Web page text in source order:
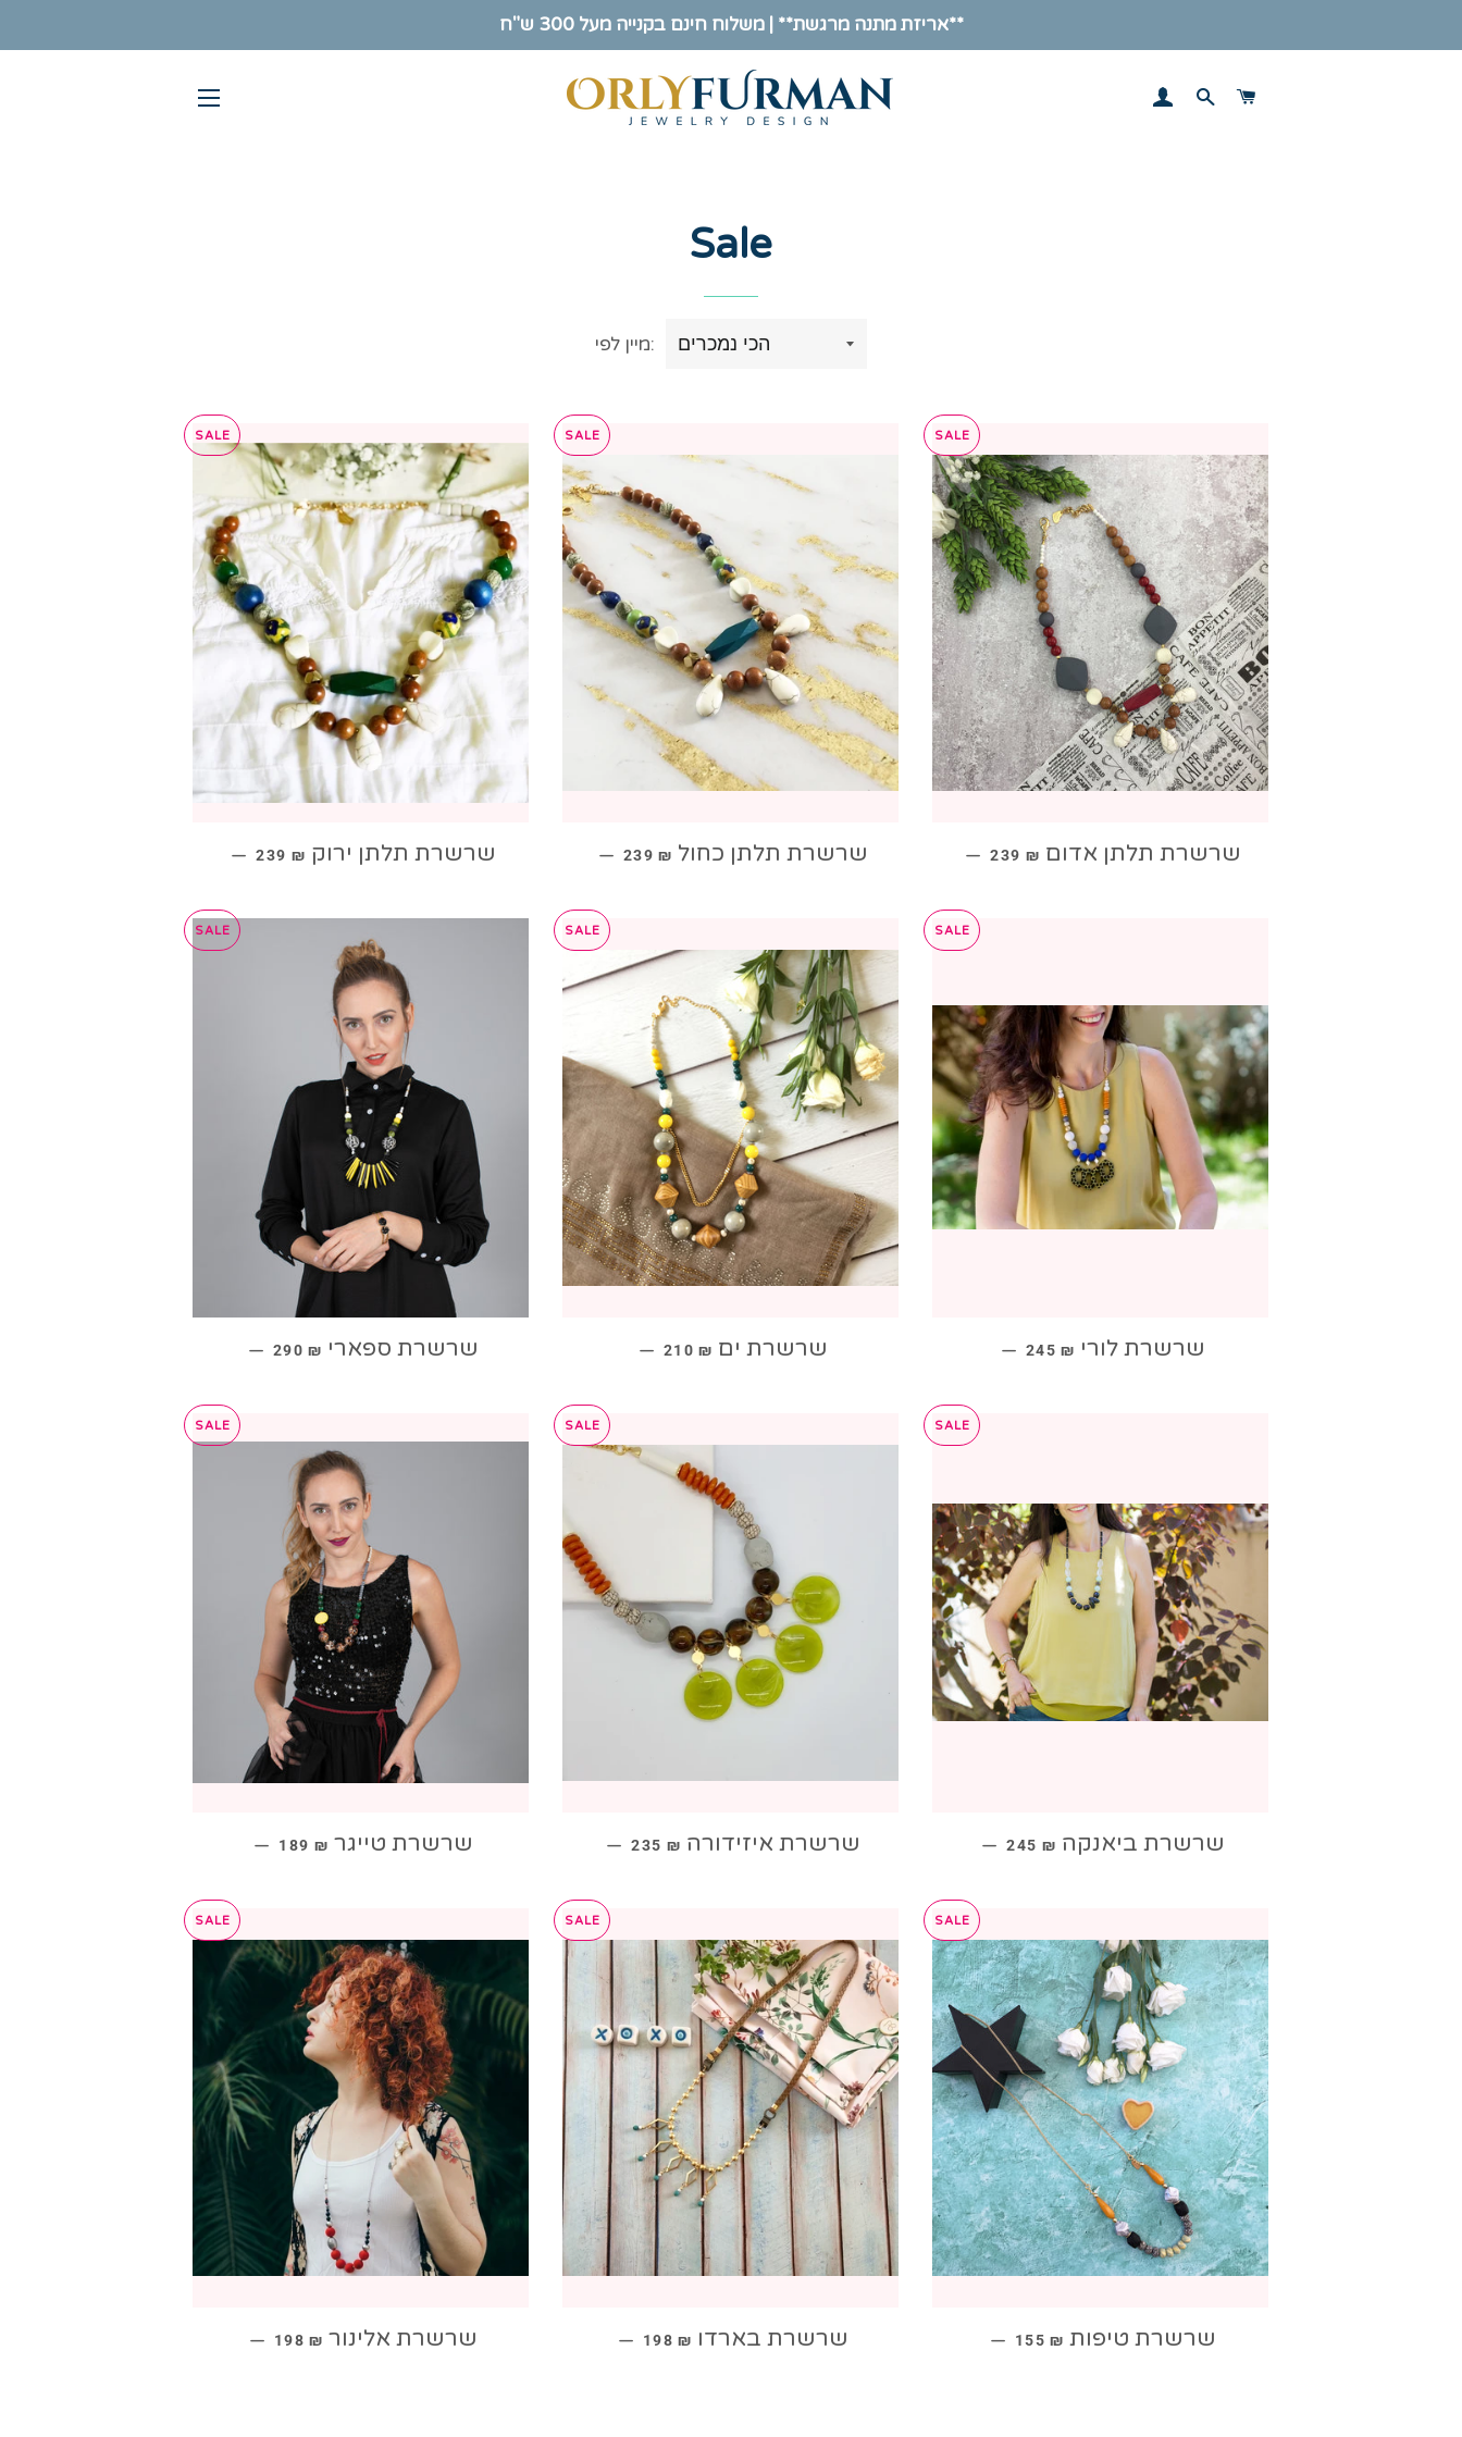
אריזת מתנה מרגשת** | משלוח חינם בקנייה מעל 300 ש"ח**
התחברחיפוש
Sale
מיין לפי:
SALE
— מחיר מבצע
239 ₪ שרשרת תלתן ירוק
SALE
— מחיר מבצע
239 ₪ שרשרת תלתן כחול
SALE
— מחיר מבצע
239 ₪ שרשרת תלתן אדום
SALE
— מחיר מבצע
290 ₪ שרשרת ספארי
SALE
— מחיר מבצע
210 ₪ שרשרת ים
SALE
— מחיר מבצע
245 ₪ שרשרת לורי
SALE
— מחיר מבצע
189 ₪ שרשרת טייגר
SALE
— מחיר מבצע
235 ₪ שרשרת איזידורה
SALE
— מחיר מבצע
245 ₪ שרשרת ביאנקה
SALE
— מחיר מבצע
198 ₪שרשרת אלינור
SALE
— מחיר מבצע
198 ₪ שרשרת בארדו
SALE
— מחיר מבצע
155 ₪ שרשרת טיפות